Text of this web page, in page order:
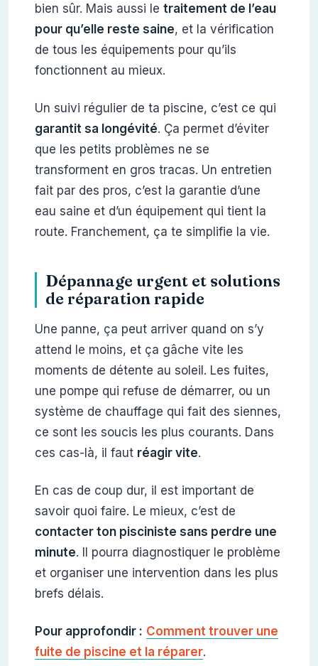
bien sûr. Mais aussi le traitement de l’eau
pour qu’elle reste saine, et la vérification
de tous les équipements pour qu’ils
fonctionnent au mieux.
Un suivi régulier de ta piscine, c’est ce qui
garantit sa longévité. Ça permet d’éviter
que les petits problèmes ne se
transforment en gros tracas. Un entretien
fait par des pros, c’est la garantie d’une
eau saine et d’un équipement qui tient la
route. Franchement, ça te simplifie la vie.
Dépannage urgent et solutions
de réparation rapide
Une panne, ça peut arriver quand on s’y
attend le moins, et ça gâche vite les
moments de détente au soleil. Les fuites,
une pompe qui refuse de démarrer, ou un
système de chauffage qui fait des siennes,
ce sont les soucis les plus courants. Dans
ces cas-là, il faut réagir vite.
En cas de coup dur, il est important de
savoir quoi faire. Le mieux, c’est de
contacter ton pisciniste sans perdre une
minute. Il pourra diagnostiquer le problème
et organiser une intervention dans les plus
brefs délais.
Pour approfondir : Comment trouver une
fuite de piscine et la réparer.